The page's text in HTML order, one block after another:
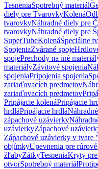
TesneniaSpotrebný materiál
diely pre TvarovkyKolená
tvarovkyNáhradné diely pre
tvarovkyNáhradné diely pre
SuperTubeKolenáŠpeciálne
SpojeniaZvárané spoje
spojePrechody na iné
materiályZávitové spojenia
spojeniaPripojenia spojenia
zariaďovacích predmetov
zariaďovacích predmetov
Pripájacie kolenáPripájacie
hrdláPripájacie hrdlá
zápachové uzávierky
uzávierkyZápachové
Zápachové uzávierky v tvare
objímkyUpevnenia pre
žľabyZátkyTesneniaKryty pre
otvorSpotrebný materiál